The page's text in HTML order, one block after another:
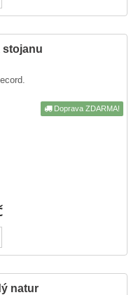
stojanu
Doprava ZDARMA!
natur